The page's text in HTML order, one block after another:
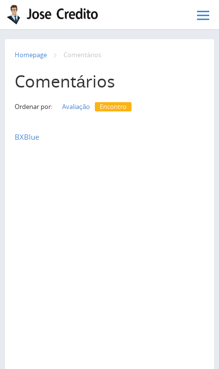
Pular para o conteúdo principal
Homepage Сomentários
Comentários
Ordenar por: Avaliação Encontro
BXBlue